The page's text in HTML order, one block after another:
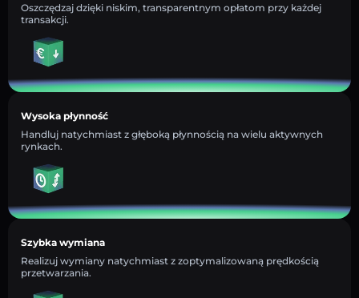
Oszczędzaj dzięki niskim, transparentnym opłatom przy każdej
transakcji.
Wysoka płynność
Handluj natychmiast z głęboką płynnością na wielu aktywnych
rynkach.
Szybka wymiana
Realizuj wymiany natychmiast z zoptymalizowaną prędkością
przetwarzania.